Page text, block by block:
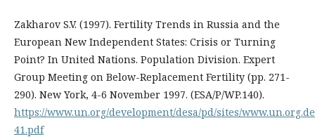
Zakharov S.V. (1997). Fertility Trends in Russia and the
European New Independent States: Crisis or Turning
Point? In United Nations. Population Division. Expert
Group Meeting on Below-Replacement Fertility (pp. 271-
290). New York, 4-6 November 1997. (ESA/P/WP.140).
https://www.un.org/development/desa/pd/sites/
41.pdf